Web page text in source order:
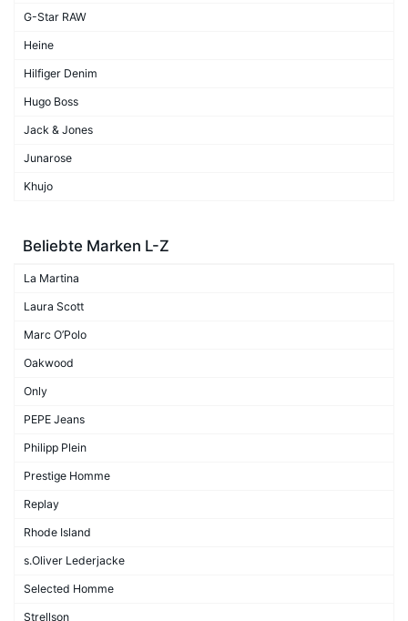
G-Star RAW
Heine
Hilfiger Denim
Hugo Boss
Jack & Jones
Junarose
Khujo
Beliebte Marken L-Z
La Martina
Laura Scott
Marc O’Polo
Oakwood
Only
PEPE Jeans
Philipp Plein
Prestige Homme
Replay
Rhode Island
s.Oliver Lederjacke
Selected Homme
Strellson